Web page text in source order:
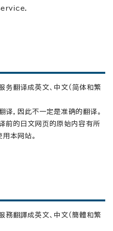
翻译成英文、中文（简体和繁
，因此不一定是准确的翻译。
前的日文网页的原始内容有所
本网站。
翻譯成英文、中文（簡體和繁